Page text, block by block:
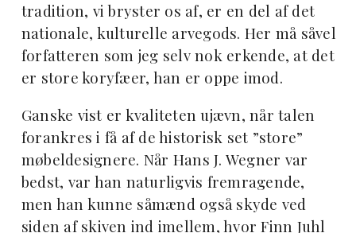
tradition, vi bryster os af, er en del af det
nationale, kulturelle arvegods. Her må såvel
forfatteren som jeg selv nok erkende, at det
er store koryfæer, han er oppe imod.
Ganske vist er kvaliteten ujævn, når talen
forankres i få af de historisk set ”store”
møbeldesignere. Når Hans J. Wegner var
bedst, var han naturligvis fremragende,
men han kunne såmænd også skyde ved
siden af skiven ind imellem, hvor Finn Juhl